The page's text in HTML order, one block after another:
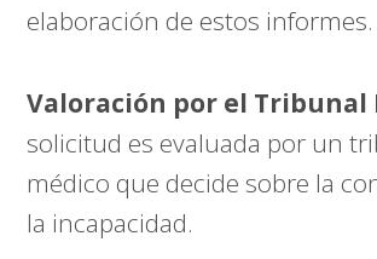
elaboración de estos informes.
Valoración por el Tribunal
solicitud es evaluada por un
médico que decide sobre la
la incapacidad.